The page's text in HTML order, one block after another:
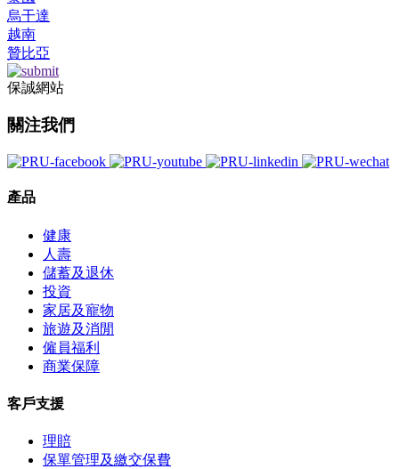
烏干達
越南
贊比亞
保誠網站
關注我們
產品
健康
人壽
儲蓄及退休
投資
家居及寵物
旅遊及消閒
僱員福利
商業保障
客戶支援
理賠
保單管理及繳交保費